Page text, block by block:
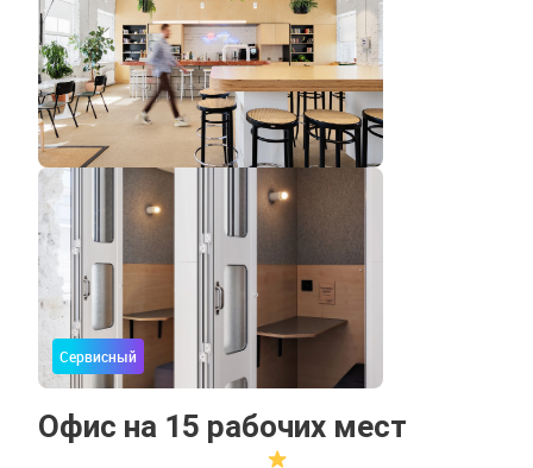
Сервисный
Офис на 15 рабочих мест